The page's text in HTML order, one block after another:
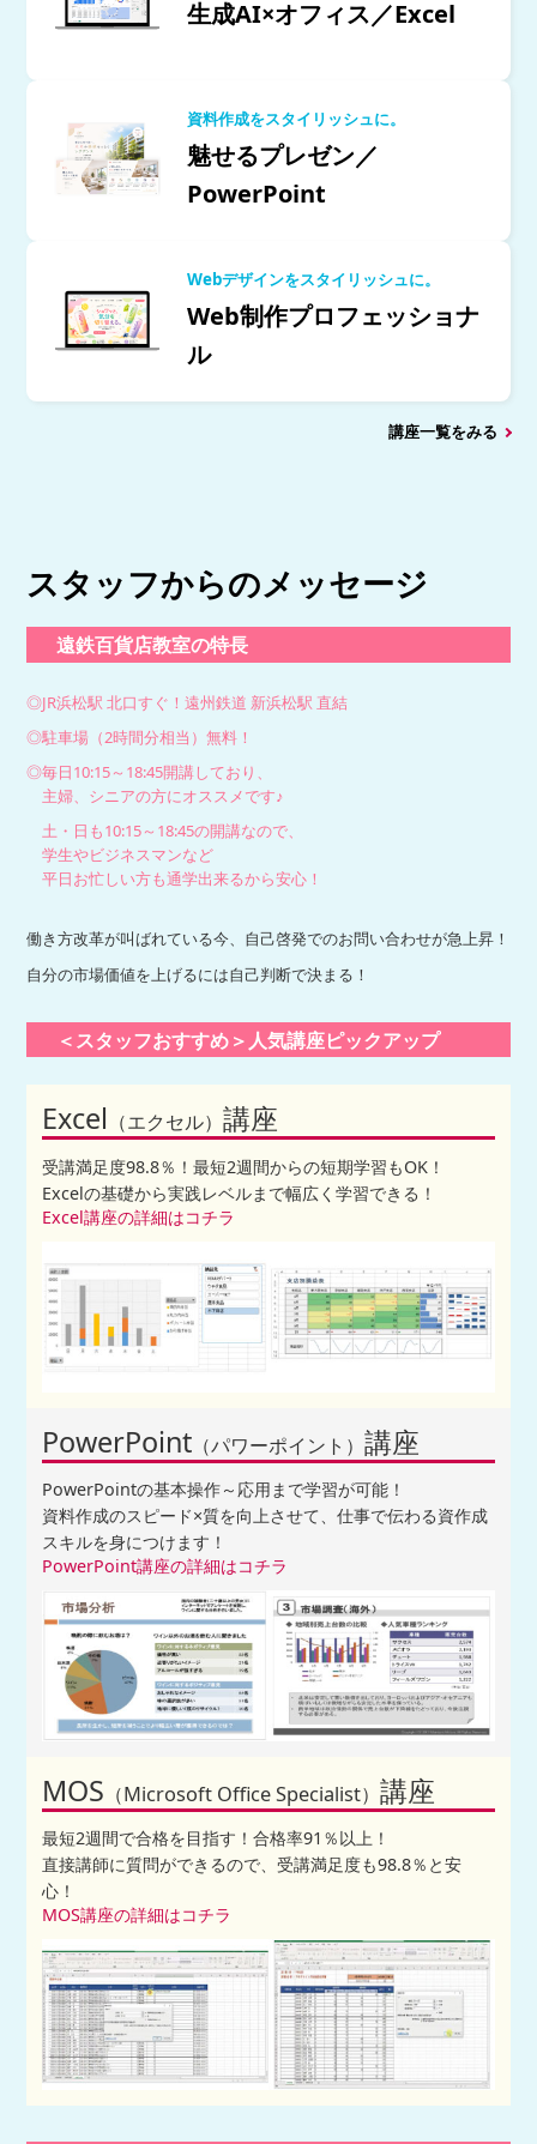
生成AI×オフィス／Excel
資料作成をスタイリッシュに。
魅せるプレゼン／
PowerPoint
Webデザインをスタイリッシュに。
Web制作プロフェッショナ
ル
講座一覧をみる
スタッフからのメッセージ
遠鉄百貨店教室の特長
◎JR浜松駅 北口すぐ！遠州鉄道 新浜松駅 直結
◎駐車場（2時間分相当）無料！
◎毎日10:15～18:45開講しており、
主婦、シニアの方にオススメです♪
土・日も10:15～18:45の開講なので、
学生やビジネスマンなど
平日お忙しい方も通学出来るから安心！
働き方改革が叫ばれている今、自己啓発でのお問い合わせが急上昇！
自分の市場価値を上げるには自己判断で決まる！
＜スタッフおすすめ＞人気講座ピックアップ
Excel （エクセル）講座
受講満足度98.8％！最短2週間からの短期学習もOK！
Excelの基礎から実践レベルまで幅広く学習できる！
Excel講座の詳細はコチラ
PowerPoint （パワーポイント）講座
PowerPointの基本操作～応用まで学習が可能！
資料作成のスピード×質を向上させて、仕事で伝わる資作成
スキルを身につけます！
PowerPoint講座の詳細はコチラ
MOS （Microsoft Office Specialist）講座
最短2週間で合格を目指す！合格率91％以上！
直接講師に質問ができるので、受講満足度も98.8％と安
心！
MOS講座の詳細はコチラ